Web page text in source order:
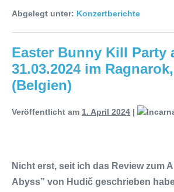
Abgelegt unter: Konzertberichte
Easter Bunny Kill Party
31.03.2024 im
(Belgien)
Veröffentlicht am 1. April 2024 |
Nicht erst, seit ich das Review zum
Abyss” von Hudič geschrieben